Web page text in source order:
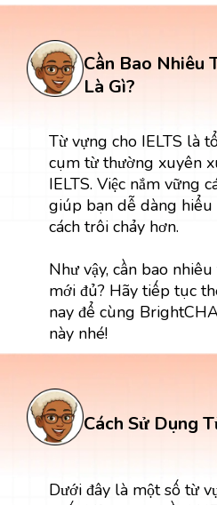
Cần Bao Nhiêu
Là Gì?
Từ vựng cho IELTS là
cụm từ thường xuyên
IELTS. Việc nắm vững
giúp bạn dễ dàng hiểu
cách trôi chảy hơn.
Như vậy, cần bao
mới đủ? Hãy tiếp tục
nay để cùng
này nhé!
Cách Sử Dụng
Dưới đây là một số từ